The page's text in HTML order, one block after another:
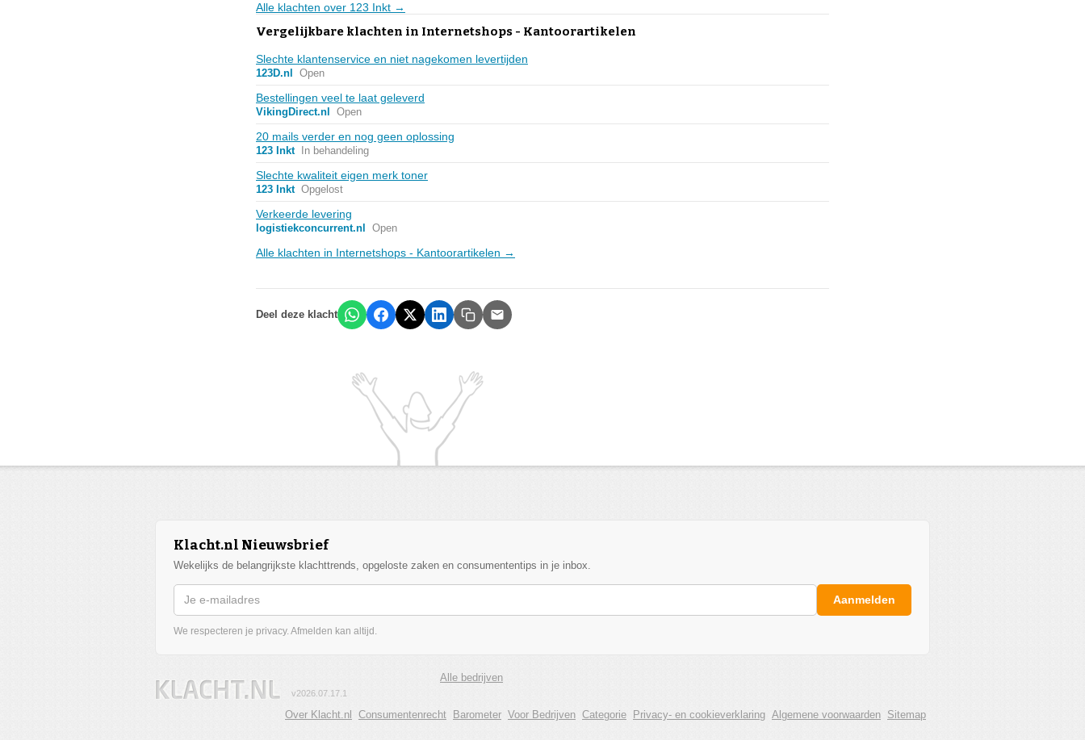
Alle klachten over 123 Inkt →
Vergelijkbare klachten in Internetshops - Kantoorartikelen
Slechte klantenservice en niet nagekomen levertijden
123D.nl Open
Bestellingen veel te laat geleverd
VikingDirect.nl Open
20 mails verder en nog geen oplossing
123 Inkt In behandeling
Slechte kwaliteit eigen merk toner
123 Inkt Opgelost
Verkeerde levering
logistiekconcurrent.nl Open
Alle klachten in Internetshops - Kantoorartikelen →
Deel deze klacht
Klacht.nl Nieuwsbrief
Wekelijks de belangrijkste klachttrends, opgeloste zaken en consumententips in je inbox.
Aanmelden
We respecteren je privacy. Afmelden kan altijd.
Alle bedrijven
v2026.07.17.1
Over Klacht.nl Consumentenrecht Barometer Voor Bedrijven Categorie Privacy- en cookieverklaring Algemene voorwaarden Sitemap